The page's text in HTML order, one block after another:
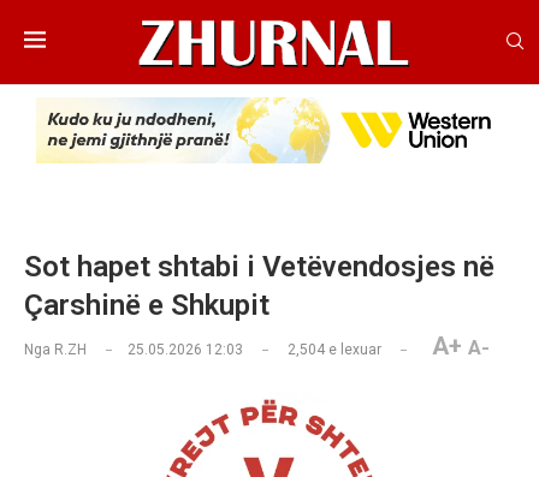
Sot hapet shtabi i Vetëvendosjes në
Çarshinë e Shkupit
Nga R.ZH 25.05.2026 12:03 2,504 e lexuar A+ A-